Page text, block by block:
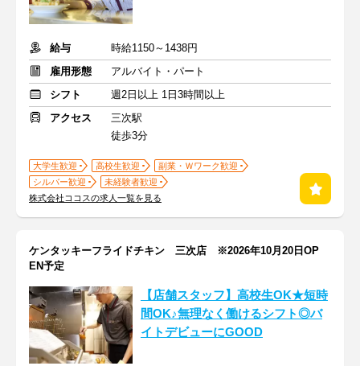
給与
時給1150～1438円
雇用形態
アルバイト・パート
シフト
週2日以上 1日3時間以上
アクセス
三次駅
徒歩3分
大学生歓迎 高校生歓迎
副業・Ｗワーク歓迎
シルバー歓迎
未経験者歓迎
株式会社ココスの求人一覧を見る
ケンタッキーフライドチキン 三次店 ※2026年10月20日OP
EN予定
【店舗スタッフ】高校生OK★短時
間OK♪無理なく働けるシフト◎バ
イトデビューにGOOD